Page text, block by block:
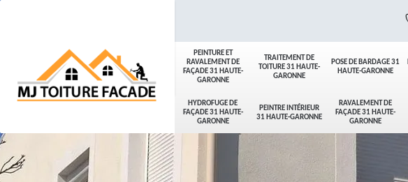
PEINTURE ET
RAVALEMENT DE
FAÇADE 31 HAUTE-
GARONNE
TRAITEMENT DE
TOITURE 31 HAUTE-
GARONNE
POSE DE BARDAGE 31
HAUTE-GARONNE
HYDROFUGE DE
FAÇADE 31 HAUTE-
GARONNE
PEINTRE INTÉRIEUR
31 HAUTE-GARONNE
RAVALEMENT DE
FAÇADE 31 HAUTE-
GARONNE